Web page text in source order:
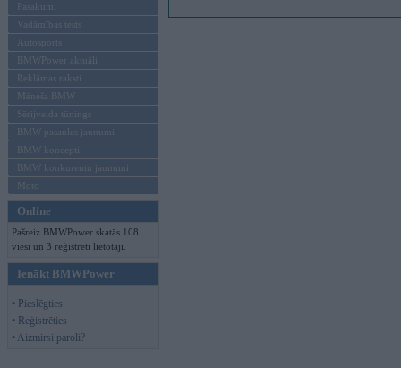
Pasākumi
Vadāmības tests
Autosports
BMWPower aktuāli
Reklāmas raksti
Mēneša BMW
Sērijveida tūnings
BMW pasaules jaunumi
BMW koncepti
BMW konkurentu jaunumi
Moto
Online
Pašreiz BMWPower skatās 108
viesi un 3 reģistrēti lietotāji.
Ienākt BMWPower
• Pieslēgties
• Reģistrēties
• Aizmirsi paroli?